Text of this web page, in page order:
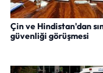
Çin ve Hindistan'dan
güvenliği görüşmesi